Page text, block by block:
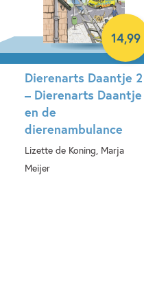
Dierenarts Daantje 2
– Dierenarts Daantje
en de
dierenambulance
Lizette de Koning, Marja
Meijer
14,99